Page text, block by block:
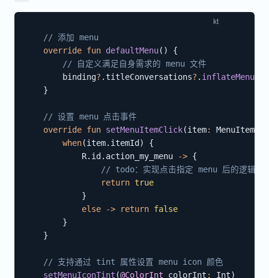
// 添加 menu
override fun defaultMenu( )
{
// 自定义满足自身需求的 menu 文件
        binding
? . titleConversations? . inflateMenu
}
// 设置 menu 点击事件
override fun setMenuItemClick(item: MenuItem
when(item. itemId )
{
            R
. id . action_my_menu -> {
// todo：实现点击指定 menu 后的逻辑处
return true
}
else
-> return false
}
}
// 支持通过 tint 属性设置 menu icon 颜色
setMenuIconTint (@ColorInt colorInt : Int)